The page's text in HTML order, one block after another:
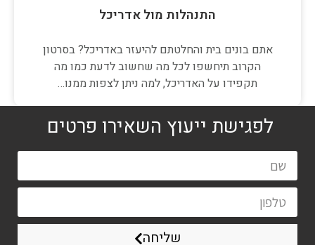
התנהלות מול אדריכל
אתם בונים בית והחלטתם להיעזר באדריכל? בסרטון
הקרוב תיחשפו לכל מה שחשוב לדעת כמו מה
תקפידו על האדריכל, למה ניתן לצפות ממנו…
לפגישת ייעוץ השאירו פרטים
שליחה